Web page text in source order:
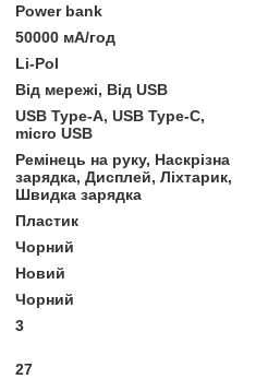
Power bank
50000 мА/год
Li-Pol
Від мережі, Від USB
USB Type-A, USB Type-C,
micro USB
Ремінець на руку, Наскрізна
зарядка, Дисплей, Ліхтарик,
Швидка зарядка
Пластик
Чорний
Новий
Чорний
3
27